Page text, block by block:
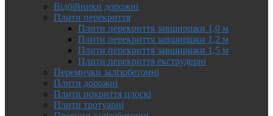
Відбійники дорожні
Плити перекриття
Плити перекриття завширшки 1,0 м
Плити перекриття завширшки 1,2 м
Плити перекриття завширшки 1,5 м
Плити перекриття екструдерні
Перемички залізобетонні
Плити дорожні
Плити покриття плоскі
Плити тротуарні